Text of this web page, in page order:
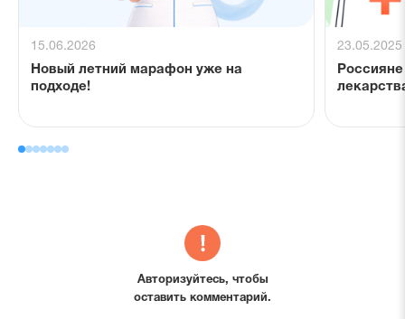
15.06.2026
Новый летний марафон уже на
подходе!
23.05.2025
Авторизуйтесь, чтобы
оставить комментарий.